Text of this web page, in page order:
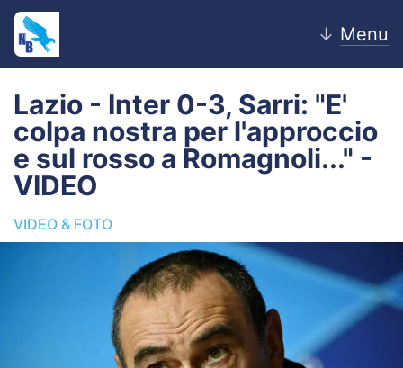
↓ Menu
Home
News
Editoriale
Settore Giovanile
Lazio Women
Lazio - Inter 0-3, Sarri: "E'
colpa nostra per l'approccio
e sul rosso a Romagnoli..." -
VIDEO
VIDEO & FOTO